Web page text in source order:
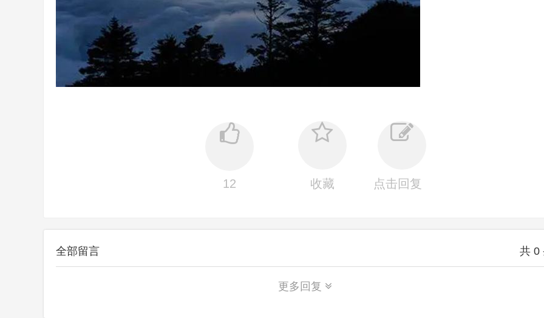
12 收藏 点击回复
全部留言 共 0
更多回复